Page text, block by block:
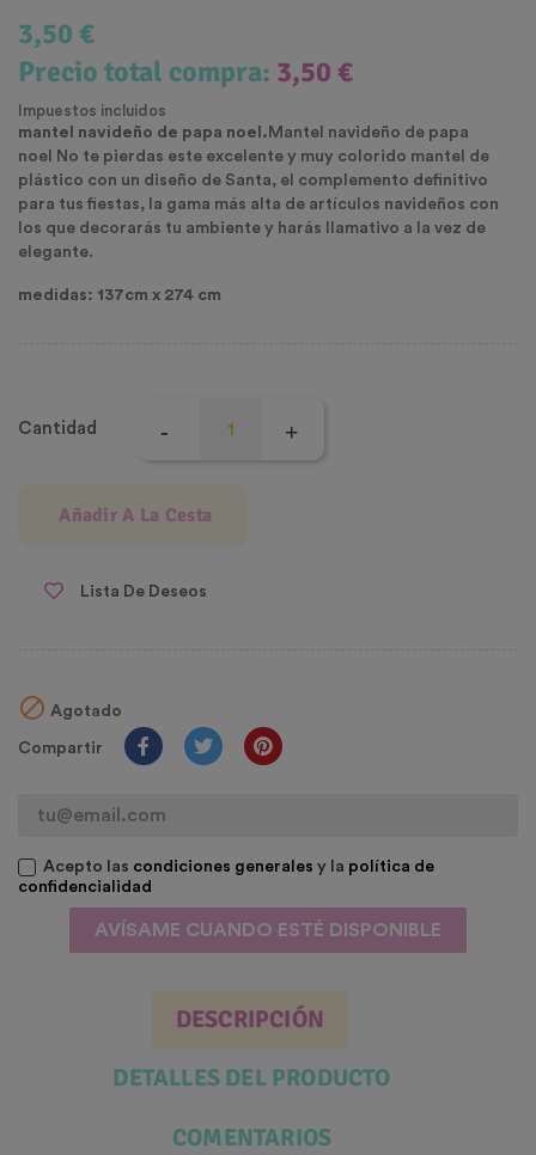
3,50 €
Precio total compra: 3,50 €
Impuestos incluidos
mantel navideño de papa noel. Mantel navideño de papa
noel No te pierdas este excelente y muy colorido mantel de
plástico con un diseño de Santa, el complemento definitivo
para tus fiestas, la gama más alta de artículos navideños con
los que decorarás tu ambiente y harás llamativo a la vez de
elegante.
medidas: 137cm x 274 cm
Cantidad
Añadir A La Cesta
Lista De Deseos
 Agotado
Compartir
Acepto las condiciones generales y la política de
confidencialidad
AVÍSAME CUANDO ESTÉ DISPONIBLE
DESCRIPCIÓN
DETALLES DEL PRODUCTO
COMENTARIOS